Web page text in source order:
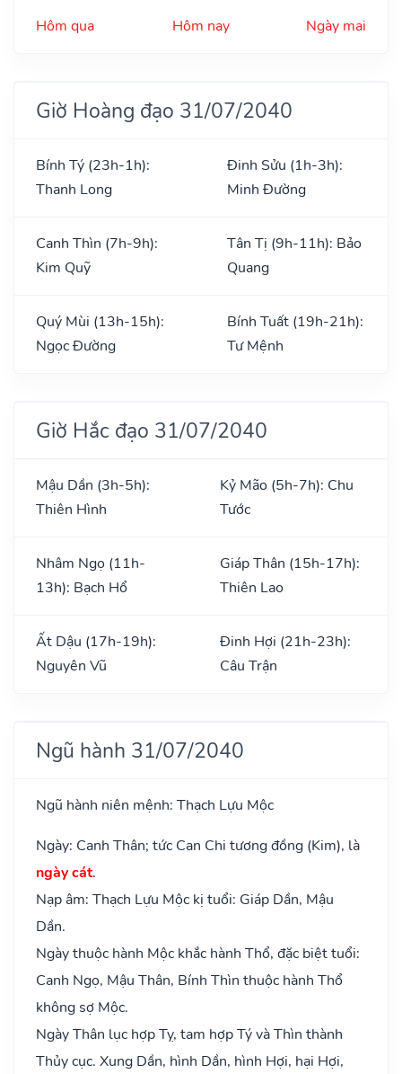
Hôm qua Hôm nay Ngày mai
Giờ Hoàng đạo 31/07/2040
Bính Tý (23h-1h):
Thanh Long
Đinh Sửu (1h-3h):
Minh Đường
Canh Thìn (7h-9h):
Kim Quỹ
Tân Tị (9h-11h): Bảo
Quang
Quý Mùi (13h-15h):
Ngọc Đường
Bính Tuất (19h-21h):
Tư Mệnh
Giờ Hắc đạo 31/07/2040
Mậu Dần (3h-5h):
Thiên Hình
Kỷ Mão (5h-7h): Chu
Tước
Nhâm Ngọ (11h-
13h): Bạch Hổ
Giáp Thân (15h-17h):
Thiên Lao
Ất Dậu (17h-19h):
Nguyên Vũ
Đinh Hợi (21h-23h):
Câu Trận
Ngũ hành 31/07/2040
Ngũ hành niên mệnh: Thạch Lựu Mộc
Ngày: Canh Thân; tức Can Chi tương đồng (Kim), là
ngày cát.
Nạp âm: Thạch Lựu Mộc kị tuổi: Giáp Dần, Mậu
Dần.
Ngày thuộc hành Mộc khắc hành Thổ, đặc biệt tuổi:
Canh Ngọ, Mậu Thân, Bính Thìn thuộc hành Thổ
không sợ Mộc.
Ngày Thân lục hợp Tỵ, tam hợp Tý và Thìn thành
Thủy cục. Xung Dần, hình Dần, hình Hợi, hại Hợi,